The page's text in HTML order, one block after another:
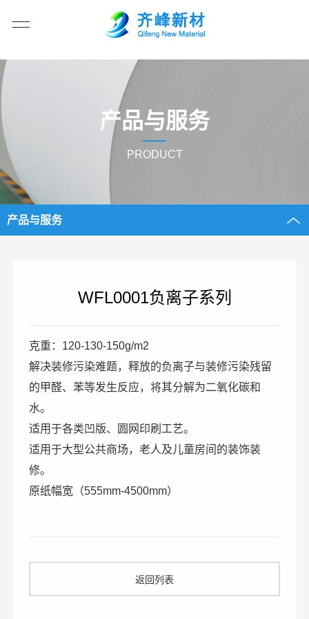
产品与服务
PRODUCT
产品与服务
WFL0001负离子系列
克重：120-130-150g/m2
解决装修污染难题，释放的负离子与装修污染残留
的甲醛、苯等发生反应，将其分解为二氧化碳和
水。
适用于各类凹版、圆网印刷工艺。
适用于大型公共商场，老人及儿童房间的装饰装
修。
原纸幅宽（555mm-4500mm）
返回列表